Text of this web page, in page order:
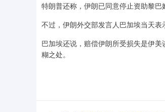
特朗普还称，伊朗已同意停止资助黎巴
不过，伊朗外交部发言人巴加埃当天表
巴加埃还说，赔偿伊朗所受损失是伊
糊之处。